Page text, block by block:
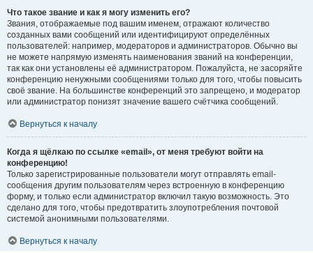
Что такое звание и как я могу изменить его?
Звания, отображаемые под вашим именем, отражают количество
созданных вами сообщений или идентифицируют определённых
пользователей: например, модераторов и администраторов. Обычно вы
не можете напрямую изменять наименования званий на конференции,
так как они установлены её администратором. Пожалуйста, не засоряйте
конференцию ненужными сообщениями только для того, чтобы повысить
своё звание. На большинстве конференций это запрещено, и модератор
или администратор понизят значение вашего счётчика сообщений.
Вернуться к началу
Когда я щёлкаю по ссылке «email», от меня требуют войти на
конференцию!
Только зарегистрированные пользователи могут отправлять email-
сообщения другим пользователям через встроенную в конференцию
форму, и только если администратор включил такую возможность. Это
сделано для того, чтобы предотвратить злоупотребления почтовой
системой анонимными пользователями.
Вернуться к началу